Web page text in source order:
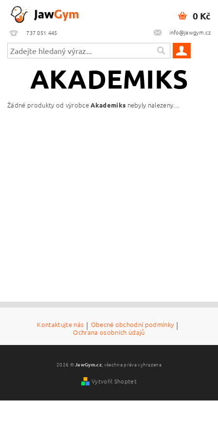
737 051 445 info@jawgym.cz
0 Kč
AKADEMIKS
Žádné produkty od výrobceAkademiks nebyly nalezeny....
Kontaktujte nás | Obecné obchodní podmínky |
Ochrana osobních údajů
2026 ©JawGym.cz, všechna práva vyhrazena
Vytvořil Shoptet